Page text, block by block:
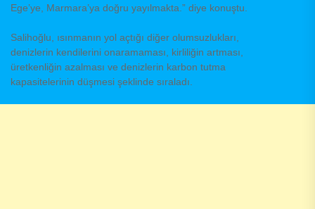
Ege’ye, Marmara’ya doğru yayılmakta.” diye konuştu.
Salihoğlu, ısınmanın yol açtığı diğer olumsuzlukları,
denizlerin kendilerini onaramaması, kirliliğin artması,
üretkenliğin azalması ve denizlerin karbon tutma
kapasitelerinin düşmesi şeklinde sıraladı.